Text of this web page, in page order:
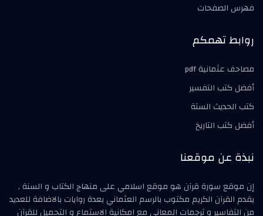
فهرس الصفحات
روابط تهمكم
مصاحف عثمانية pdf
أفضل كتب التفسير
كتب الحديث الستة
أفضل كتب التاريخ
نبذة عن موقعنا
إن موقع سورة قرآن هو موقع اسلامي على منهاج الكتاب و السنة ,
يقدم القرآن الكريم مكتوب بالرسم العثماني بعدة روايات بالاضافة للعديد
من التفاسير و ترجمات المعاني مع امكانية الاستماع و التحميل للقرآن